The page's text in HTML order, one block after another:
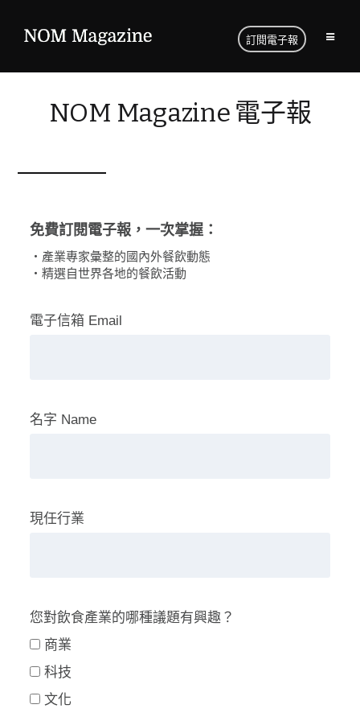
訂閱電子報
NOM Magazine 電子報
免費訂閱電子報，一次掌握：
・產業專家彙整的國內外餐飲動態
・精選自世界各地的餐飲活動
電子信箱 Email
名字 Name
現任行業
您對飲食產業的哪種議題有興趣？
商業
科技
文化